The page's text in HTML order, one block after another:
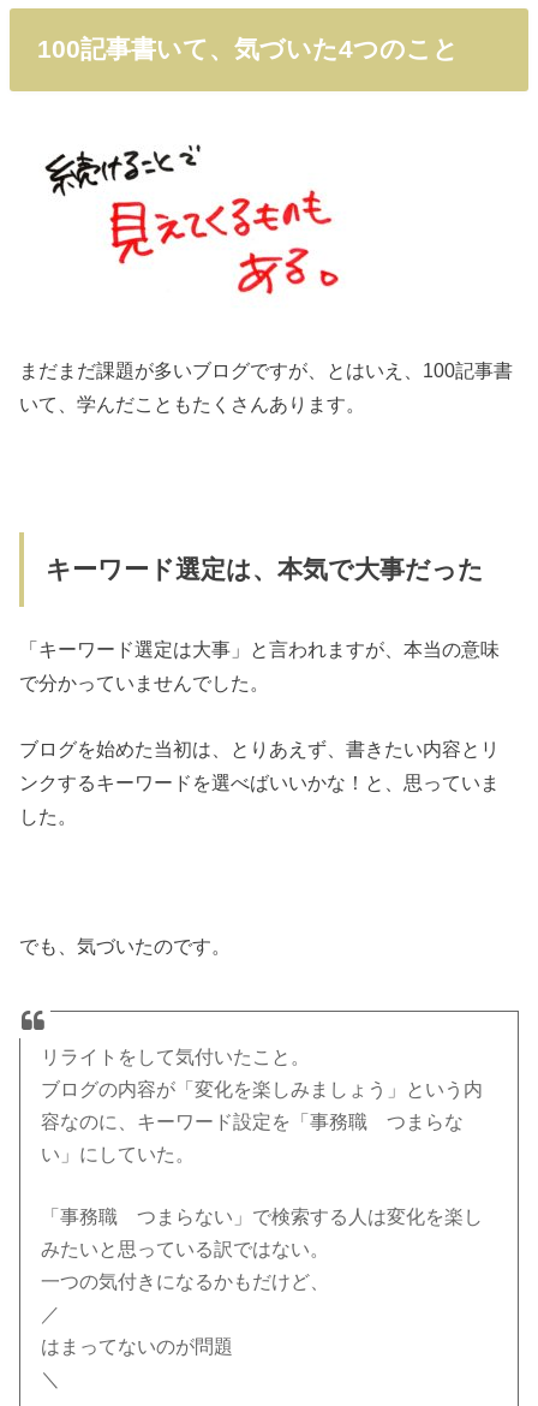
100記事書いて、気づいた4つのこと
まだまだ課題が多いブログですが、とはいえ、100記事書
いて、学んだこともたくさんあります。
キーワード選定は、本気で大事だった
「キーワード選定は大事」と言われますが、本当の意味
で分かっていませんでした。
ブログを始めた当初は、とりあえず、書きたい内容とリ
ンクするキーワードを選べばいいかな！と、思っていま
した。
でも、気づいたのです。
リライトをして気付いたこと。
ブログの内容が「変化を楽しみましょう」という内
容なのに、キーワード設定を「事務職 つまらな
い」にしていた。
「事務職 つまらない」で検索する人は変化を楽し
みたいと思っている訳ではない。
一つの気付きになるかもだけど、
／
はまってないのが問題
＼